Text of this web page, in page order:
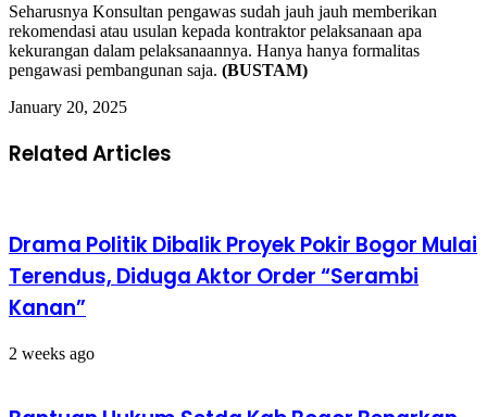
Seharusnya Konsultan pengawas sudah jauh jauh memberikan
rekomendasi atau usulan kepada kontraktor pelaksanaan apa
kekurangan dalam pelaksanaannya. Hanya hanya formalitas
pengawasi pembangunan saja. (BUSTAM)
January 20, 2025
Related Articles
Drama Politik Dibalik Proyek Pokir Bogor Mulai
Terendus, Diduga Aktor Order “Serambi
Kanan”
2 weeks ago